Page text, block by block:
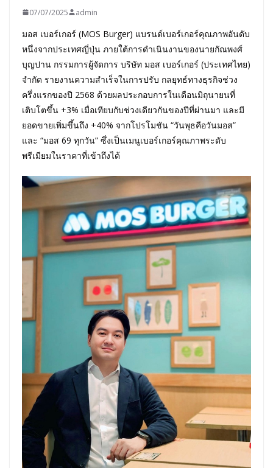
07/07/2025 admin
มอส เบอร์เกอร์ (MOS Burger) แบรนด์เบอร์เกอร์คุณภาพอันดับ
หนึ่งจากประเทศญี่ปุ่น ภายใต้การดำเนินงานของนายกัณพงศ์
บุญปาน กรรมการผู้จัดการ บริษัท มอส เบอร์เกอร์ (ประเทศไทย)
จำกัด รายงานความสำเร็จในการปรับ กลยุทธ์ทางธุรกิจช่วง
ครึ่งแรกของปี 2568 ด้วยผลประกอบการในเดือนมิถุนายนที่
เติบโตขึ้น +3% เมื่อเทียบกับช่วงเดียวกันของปีที่ผ่านมา และมี
ยอดขายเพิ่มขึ้นถึง +40% จากโปรโมชัน “วันพุธคือวันมอส”
และ “มอส 69 ทุกวัน” ซึ่งเป็นเมนูเบอร์เกอร์คุณภาพระดับ
พรีเมียมในราคาที่เข้าถึงได้